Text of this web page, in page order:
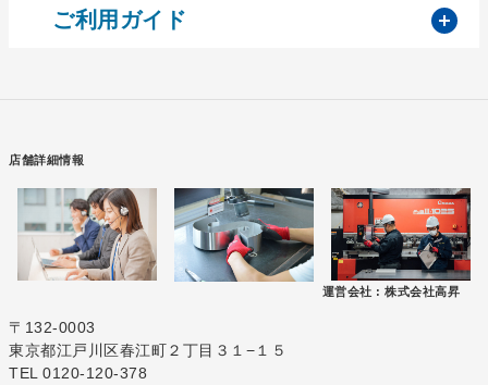
ご利用ガイド
店舗詳細情報
運営会社 : 株式会社高昇
〒132-0003
東京都江戸川区春江町２丁目３１−１５
TEL 0120-120-378